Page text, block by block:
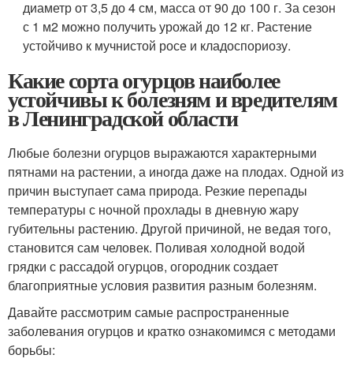
диаметр от 3,5 до 4 см, масса от 90 до 100 г. За сезон
с 1 м2 можно получить урожай до 12 кг. Растение
устойчиво к мучнистой росе и кладоспориозу.
Какие сорта огурцов наиболее
устойчивы к болезням и вредителям
в Ленинградской области
Любые болезни огурцов выражаются характерными
пятнами на растении, а иногда даже на плодах. Одной из
причин выступает сама природа. Резкие перепады
температуры с ночной прохлады в дневную жару
губительны растению. Другой причиной, не ведая того,
становится сам человек. Поливая холодной водой
грядки с рассадой огурцов, огородник создает
благоприятные условия развития разным болезням.
Давайте рассмотрим самые распространенные
заболевания огурцов и кратко ознакомимся с методами
борьбы: